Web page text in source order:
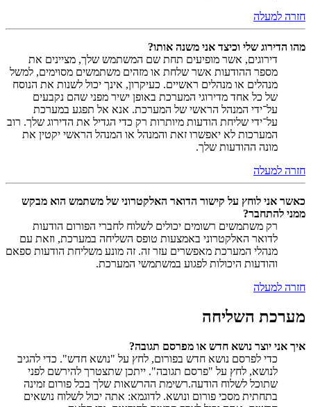
חזרה למעלה
מהו הדירוג שלי וכיצד אני משנה אותו?
דירוגים, אשר מופיעים תחת שם המשתמש שלך, מציינים את
מספר ההודעות אשר שלחת או מזהים משתמשים מסוימים, למשל
מנהלים או מנהלים ראשיים. כעיקרון, אינך יכול לשנות את הנוסח
של כל אחד מדירוגי המערכת באופן ישיר מפני שהם נקבעים
על־ידי המנהל הראשי של המערכת. אנא אל תפגע במערכת
על־ידי שליחת הודעות מיותרות רק כדי הגדיל את הדירוג שלך. רוב
המערכות לא יאפשרו זאת והמנהל או המנהל הראשי יקטין את
מונה ההודעות שלך.
חזרה למעלה
כאשר אני לוחץ על קישור הדואר האלקטרוני של משתמש הוא מבקש
ממני להתחבר?
רק משתמשים רשומים יכולים לשלוח לחברי הפורום הודעות
לדואר האלקטרוני באמצעות טופס השליחה במערכת, וזאת עם
מנהלי המערכת מאפשרים עזר זה. זה מונע משליחת הודעות ספאם
והודעות היכולות לפגוע במשתמשי המערכת.
חזרה למעלה
מערכת השליחה
איך אני יוצר נושא חדש או מפרסם תגובה?
כדי לפרסם נושא חדש בפורום, לחץ על "נושא חדש". כדי להגיב
לנושא, לחץ על "פרסם תגובה". ייתכן שתצטרך להירשם לפני
שתוכל לשלוח הודעה.רשימת ההרשאות שלך בכל פורום זמינה
בתחתית מסכי פורום ונושא. לדוגמא: אתה יכול לשלוח נושאים